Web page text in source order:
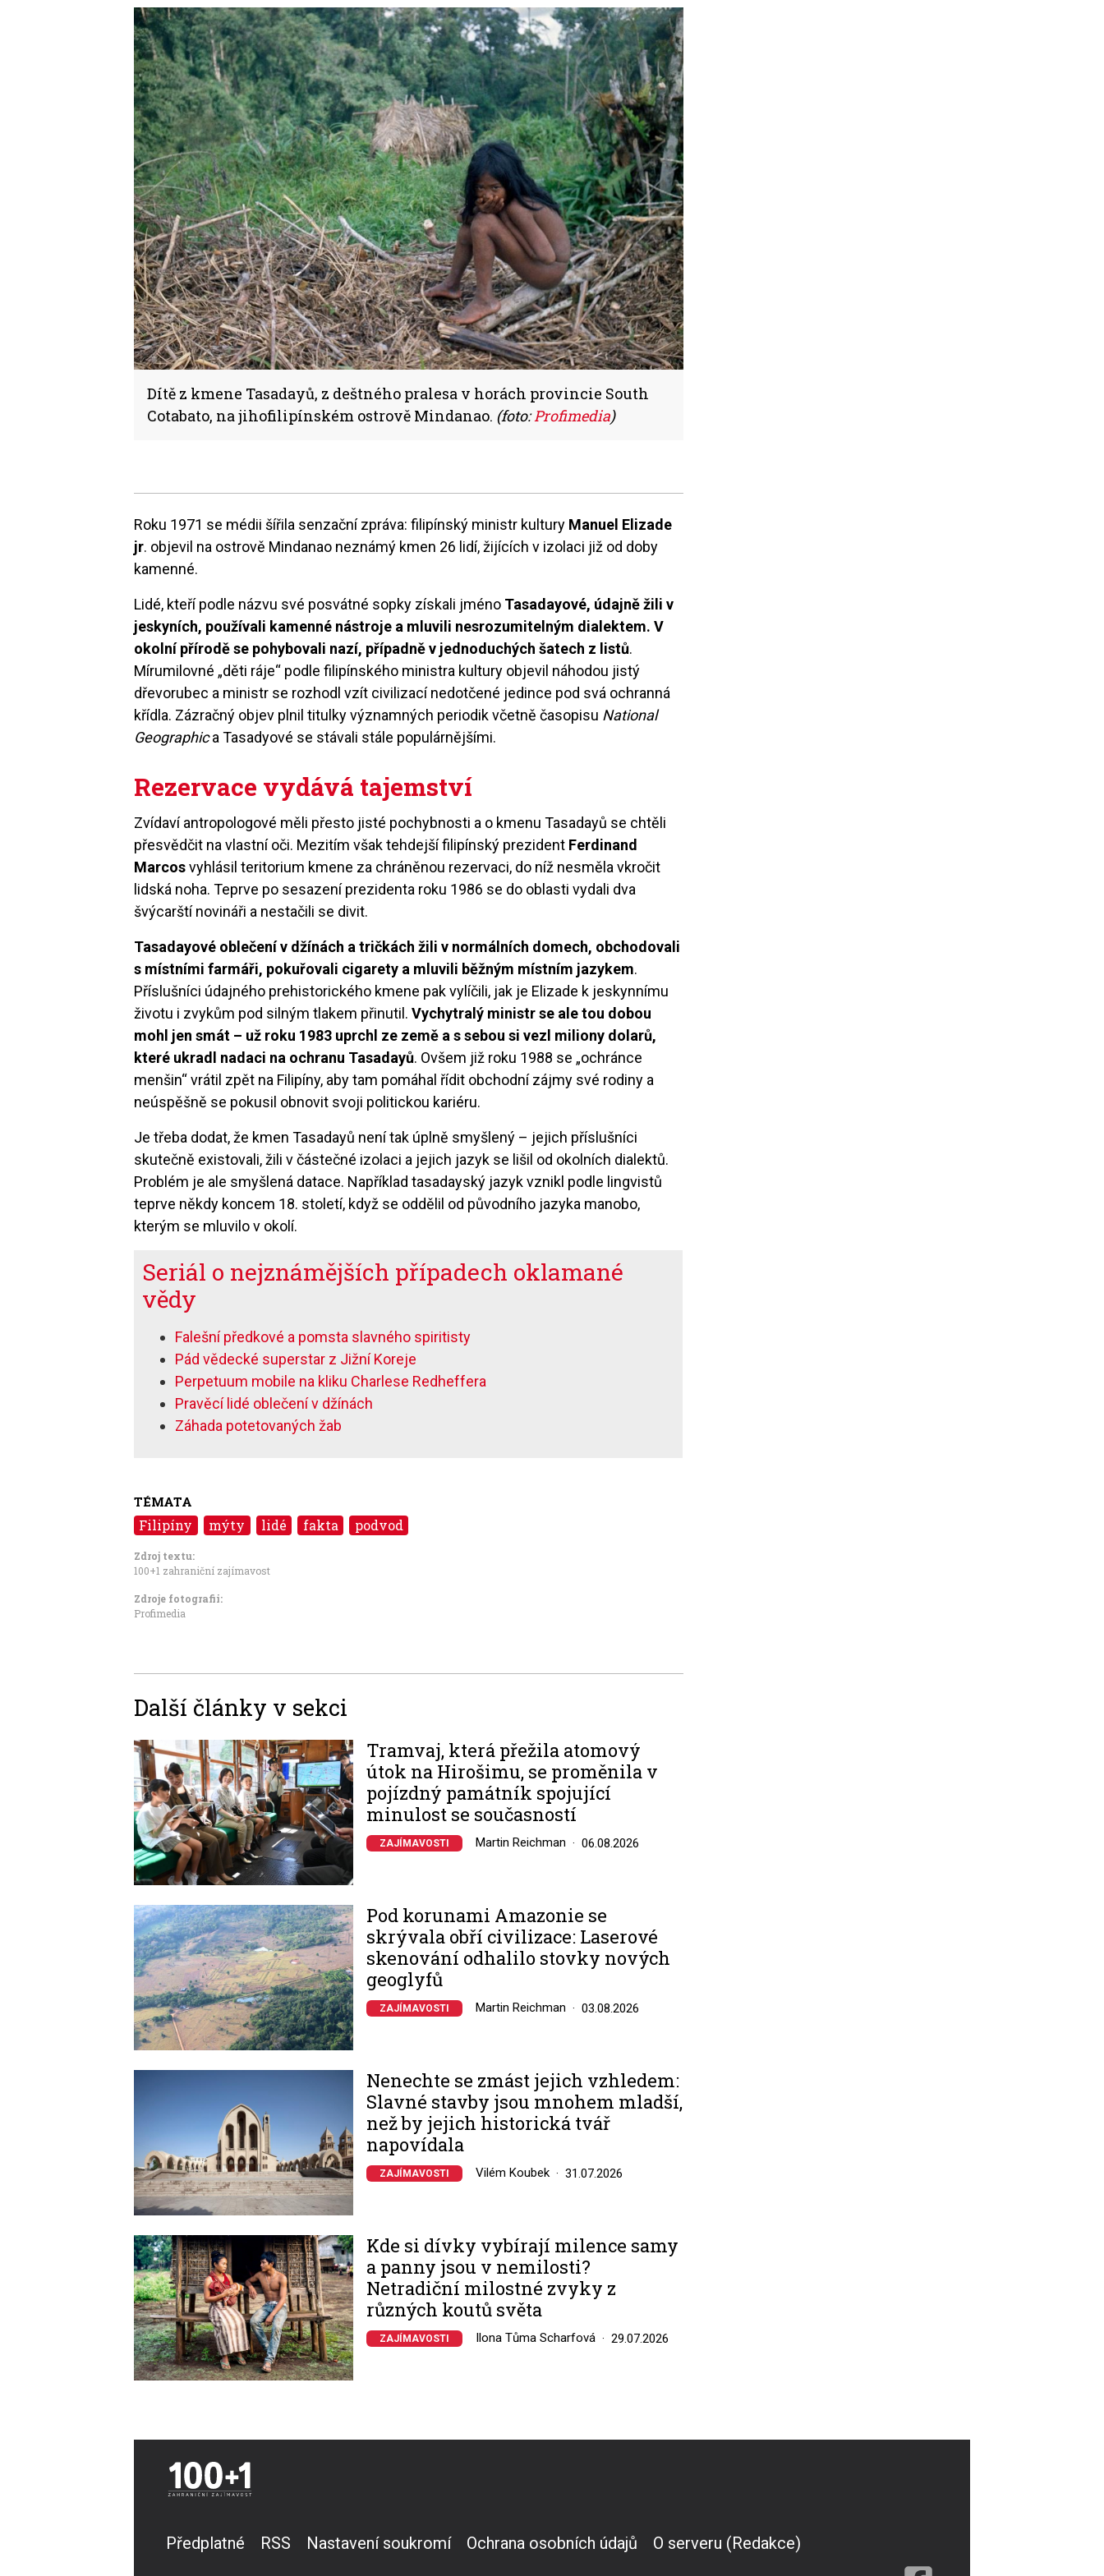
Dítě z kmene Tasadayů, z deštného pralesa v horách provincie South
Cotabato, na jihofilipínském ostrově Mindanao. (foto:Profimedia)
Roku 1971 se médii šířila senzační zpráva: filipínský ministr kultury Manuel Elizade
jr. objevil na ostrově Mindanao neznámý kmen 26 lidí, žijících v izolaci již od doby
kamenné.
Lidé, kteří podle názvu své posvátné sopky získali jméno Tasadayové, údajně žili v
jeskyních, používali kamenné nástroje a mluvili nesrozumitelným dialektem. V
okolní přírodě se pohybovali nazí, případně v jednoduchých šatech z listů.
Mírumilovné „děti ráje“ podle filipínského ministra kultury objevil náhodou jistý
dřevorubec a ministr se rozhodl vzít civilizací nedotčené jedince pod svá ochranná
křídla. Zázračný objev plnil titulky významných periodik včetně časopisu National
Geographica Tasadyové se stávali stále populárnějšími.
Rezervace vydává tajemství
Zvídaví antropologové měli přesto jisté pochybnosti a o kmenu Tasadayů se chtěli
přesvědčit na vlastní oči. Mezitím však tehdejší filipínský prezident Ferdinand
Marcosvyhlásil teritorium kmene za chráněnou rezervaci, do níž nesměla vkročit
lidská noha. Teprve po sesazení prezidenta roku 1986 se do oblasti vydali dva
švýcarští novináři a nestačili se divit.
Tasadayové oblečení v džínách a tričkách žili v normálních domech, obchodovali
s místními farmáři, pokuřovali cigarety a mluvili běžným místním jazykem.
Příslušníci údajného prehistorického kmene pak vylíčili, jak je Elizade k jeskynnímu
životu i zvykům pod silným tlakem přinutil.Vychytralý ministr se ale tou dobou
mohl jen smát – už roku 1983 uprchl ze země a s sebou si vezl miliony dolarů,
které ukradl nadaci na ochranu Tasadayů. Ovšem již roku 1988 se „ochránce
menšin“ vrátil zpět na Filipíny, aby tam pomáhal řídit obchodní zájmy své rodiny a
neúspěšně se pokusil obnovit svoji politickou kariéru.
Je třeba dodat, že kmen Tasadayů není tak úplně smyšlený – jejich příslušníci
skutečně existovali, žili v částečné izolaci a jejich jazyk se lišil od okolních dialektů.
Problém je ale smyšlená datace. Například tasadayský jazyk vznikl podle lingvistů
teprve někdy koncem 18. století, když se oddělil od původního jazyka manobo,
kterým se mluvilo v okolí.
Seriál o nejznámějších případech oklamané
vědy
Falešní předkové a pomsta slavného spiritisty
Pád vědecké superstar z Jižní Koreje
Perpetuum mobile na kliku Charlese Redheffera
Pravěcí lidé oblečení v džínách
Záhada potetovaných žab
TÉMATA
Filipíny mýty lidé fakta podvod
Zdroj textu:
100+1 zahraniční zajímavost
Zdroje fotografii:
Profimedia
Další články v sekci
Image
Tramvaj, která přežila atomový
útok na Hirošimu, se proměnila v
pojízdný památník spojující
minulost se současností
ZAJÍMAVOSTI Martin Reichman 06.08.2026
Image
Pod korunami Amazonie se
skrývala obří civilizace: Laserové
skenování odhalilo stovky nových
geoglyfů
ZAJÍMAVOSTI Martin Reichman 03.08.2026
Nenechte se zmást jejich vzhledem:
Slavné stavby jsou mnohem mladší,
než by jejich historická tvář
napovídala
ZAJÍMAVOSTI Vilém Koubek 31.07.2026
Image
Kde si dívky vybírají milence samy
a panny jsou v nemilosti?
Netradiční milostné zvyky z
různých koutů světa
ZAJÍMAVOSTI Ilona Tůma Scharfová 29.07.2026
Předplatné RSS Nastavení soukromí Ochrana osobních údajů O serveru (Redakce)